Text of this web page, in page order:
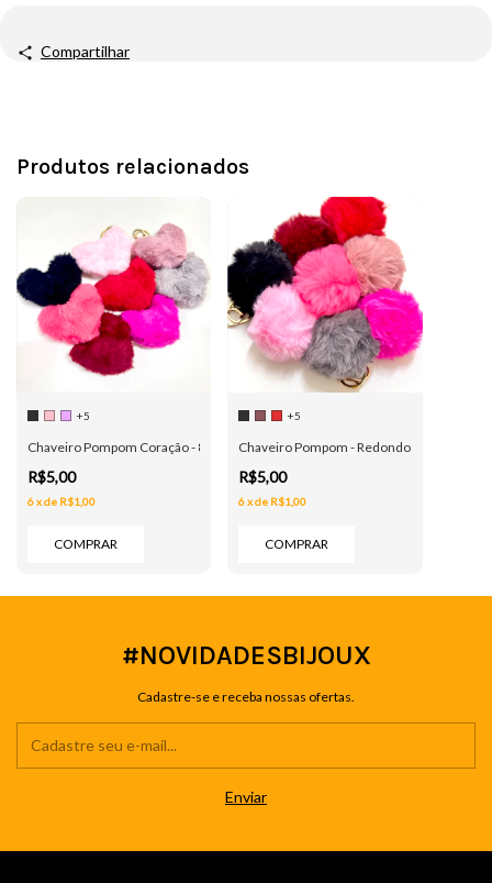
Compartilhar
Produtos relacionados
+5
Chaveiro Pompom Coração - 8 Cores
R$5,00
6xde R$1,00
COMPRAR
+5
Chaveiro Pompom - Redondo - 8 Cores
R$5,00
6 xde R$1,00
COMPRAR
#NOVIDADESBIJOUX
Cadastre-se e receba nossas ofertas.